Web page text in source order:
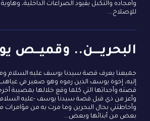
وأمجاده والتكبل بقيود الصراعات الداخلية،
للإصلاح...
البحريـــــن.. وقميـــص
جميعنا يعرف قصة سيدنا يوسف عليه السلام
إليه، إخوة يوسف الذين رموه وهو صغير في
قصته وأحداثها التي كلما وقع خلالها بمصيبة
وأعز من ذي قبل.قصة سيدنا يوسف -عليه السلام-
وأحاطتني بحال البحرين وما مرت به من مؤامرات
بعض من أبنائها وبعض...